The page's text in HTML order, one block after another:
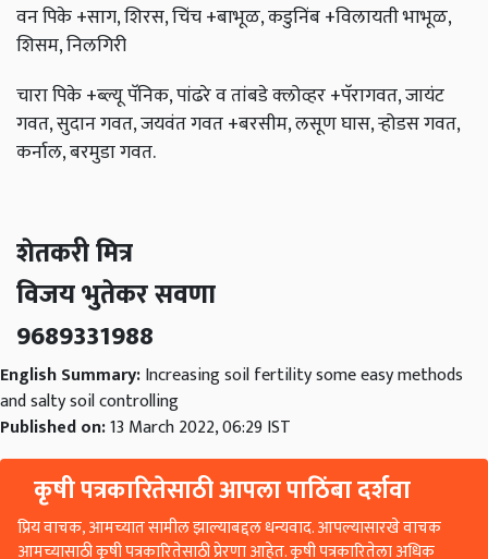
वन पिके +साग, शिरस, चिंच +बाभूळ, कडुनिंब +विलायती भाभूळ,
शिसम, निलगिरी
चारा पिके +ब्ल्यू पॅनिक, पांढरे व तांबडे क्‍लोव्हर +पॅरागवत, जायंट
गवत, सुदान गवत, जयवंत गवत +बरसीम, लसूण घास, ऱ्होडस गवत,
कर्नाल, बरमुडा गवत.
शेतकरी मित्र
विजय भुतेकर सवणा
9689331988
English Summary:Increasing soil fertility some easy methods
and salty soil controlling
Published on:13 March 2022, 06:29 IST
कृषी पत्रकारितेसाठी आपला पाठिंबा दर्शवा
प्रिय वाचक, आमच्यात सामील झाल्याबद्दल धन्यवाद. आपल्यासारखे वाचक
आमच्यासाठी कृषी पत्रकारितेसाठी प्रेरणा आहेत. कृषी पत्रकारितेला अधिक